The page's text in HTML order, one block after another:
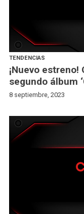
TENDENCIAS
¡Nuevo
segundo álbum
8 septiembre, 2023